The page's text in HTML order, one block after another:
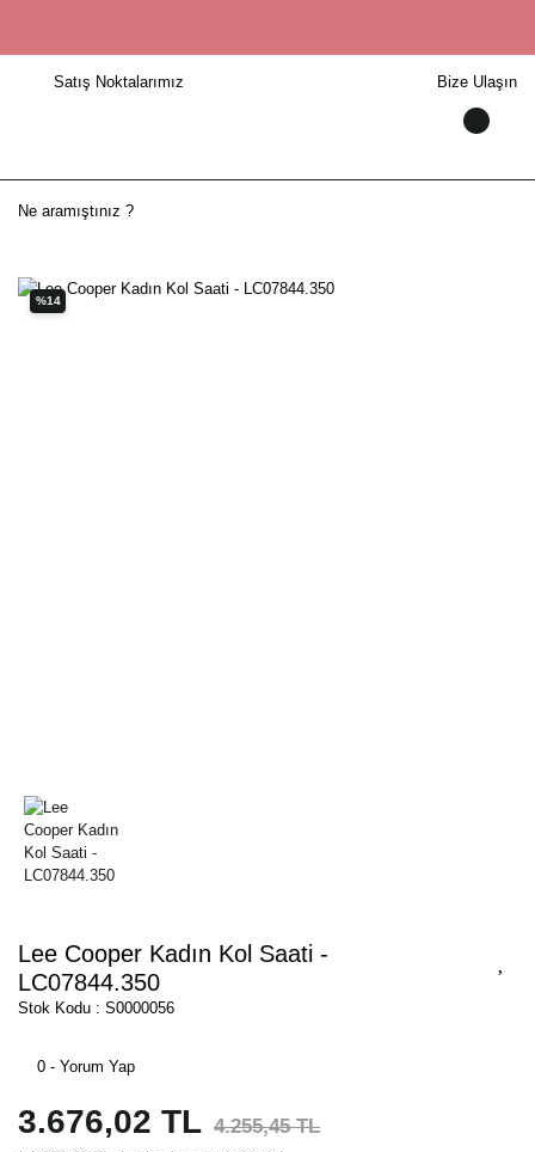
Satış Noktalarımız Bize Ulaşın
%14
Lee Cooper Kadın Kol Saati -
LC07844.350
Stok Kodu : S0000056
0 - Yorum Yap
3.676,02 TL 4.255,45 TL